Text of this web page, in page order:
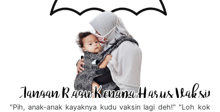
"Pih, anak-anak kayaknya kudu vaksin lagi deh!" "Loh kok